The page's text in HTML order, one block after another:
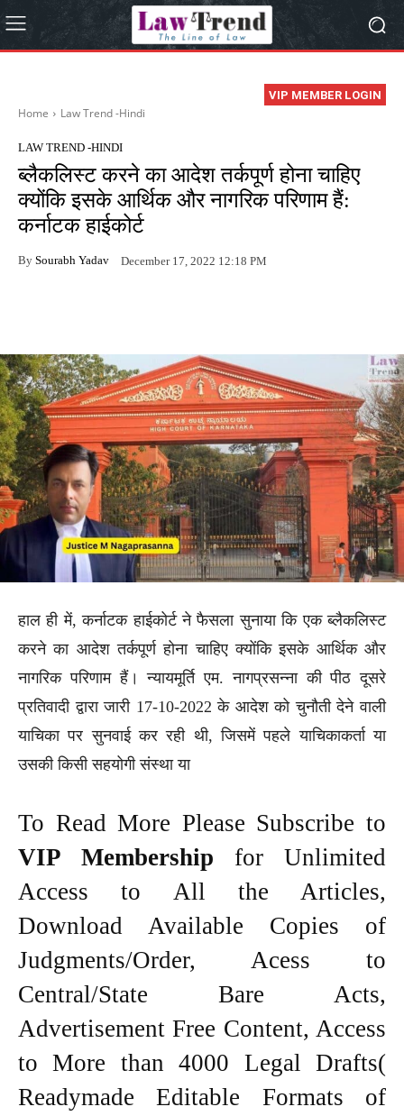
VIP MEMBER LOGIN
Home Law Trend -Hindi
LAW TREND -HINDI
ब्लैकलिस्ट करने का आदेश तर्कपूर्ण होना चाहिए
क्योंकि इसके आर्थिक और नागरिक परिणाम हैं:
कर्नाटक हाईकोर्ट
By Sourabh Yadav December 17, 2022 12:18 PM
हाल ही में, कर्नाटक हाईकोर्ट ने फैसला सुनाया कि एक ब्लैकलिस्ट
करने का आदेश तर्कपूर्ण होना चाहिए क्योंकि इसके आर्थिक और
नागरिक परिणाम हैं। न्यायमूर्ति एम. नागप्रसन्ना की पीठ दूसरे
प्रतिवादी द्वारा जारी 17-10-2022 के आदेश को चुनौती देने वाली
याचिका पर सुनवाई कर रही थी, जिसमें पहले याचिकाकर्ता या
उसकी किसी सहयोगी संस्था या
To Read More Please Subscribe to
VIP Membership for Unlimited
Access to All the Articles,
Download Available Copies of
Judgments/Order, Acess to
Central/State Bare Acts,
Advertisement Free Content, Access
to More than 4000 Legal Drafts(
Readymade Editable Formats of